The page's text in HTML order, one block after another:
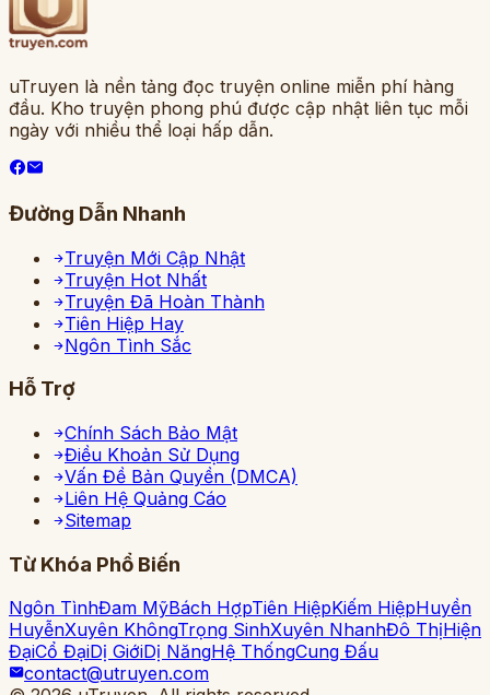
uTruyen là nền tảng đọc truyện online miễn phí hàng
đầu. Kho truyện phong phú được cập nhật liên tục mỗi
ngày với nhiều thể loại hấp dẫn.
Đường Dẫn Nhanh
Truyện Mới Cập Nhật
Truyện Hot Nhất
Truyện Đã Hoàn Thành
Tiên Hiệp Hay
Ngôn Tình Sắc
Hỗ Trợ
Chính Sách Bảo Mật
Điều Khoản Sử Dụng
Vấn Đề Bản Quyền (DMCA)
Liên Hệ Quảng Cáo
Sitemap
Từ Khóa Phổ Biến
Ngôn TìnhĐam MỹBách HợpTiên HiệpKiếm HiệpHuyền
HuyễnXuyên KhôngTrọng SinhXuyên NhanhĐô ThịHiện
ĐạiCổ ĐạiDị GiớiDị NăngHệ ThốngCung Đấu
contact@utruyen.com